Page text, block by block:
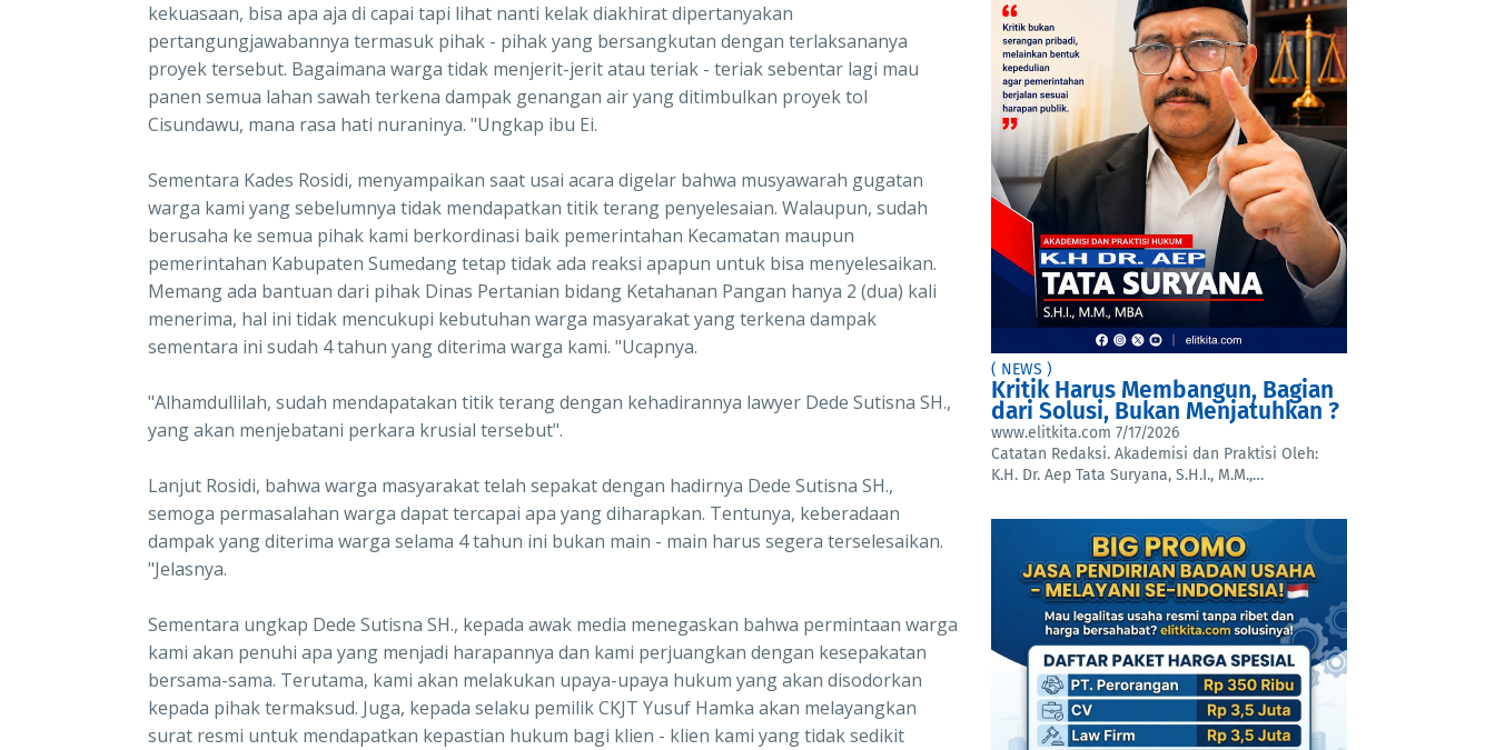
kekuasaan, bisa apa aja di capai tapi lihat nanti kelak diakhirat dipertanyakan
pertangungjawabannya termasuk pihak - pihak yang bersangkutan dengan terlaksananya
proyek tersebut. Bagaimana warga tidak menjerit-jerit atau teriak - teriak sebentar lagi mau
panen semua lahan sawah terkena dampak genangan air yang ditimbulkan proyek tol
Cisundawu, mana rasa hati nuraninya. "Ungkap ibu Ei.
Sementara Kades Rosidi, menyampaikan saat usai acara digelar bahwa musyawarah gugatan
warga kami yang sebelumnya tidak mendapatkan titik terang penyelesaian. Walaupun, sudah
berusaha ke semua pihak kami berkordinasi baik pemerintahan Kecamatan maupun
pemerintahan Kabupaten Sumedang tetap tidak ada reaksi apapun untuk bisa menyelesaikan.
Memang ada bantuan dari pihak Dinas Pertanian bidang Ketahanan Pangan hanya 2 (dua) kali
menerima, hal ini tidak mencukupi kebutuhan warga masyarakat yang terkena dampak
sementara ini sudah 4 tahun yang diterima warga kami. "Ucapnya.
"Alhamdullilah, sudah mendapatakan titik terang dengan kehadirannya lawyer Dede Sutisna SH.,
yang akan menjebatani perkara krusial tersebut".
Lanjut Rosidi, bahwa warga masyarakat telah sepakat dengan hadirnya Dede Sutisna SH.,
semoga permasalahan warga dapat tercapai apa yang diharapkan. Tentunya, keberadaan
dampak yang diterima warga selama 4 tahun ini bukan main - main harus segera terselesaikan.
"Jelasnya.
Sementara ungkap Dede Sutisna SH., kepada awak media menegaskan bahwa permintaan warga
kami akan penuhi apa yang menjadi harapannya dan kami perjuangkan dengan kesepakatan
bersama-sama. Terutama, kami akan melakukan upaya-upaya hukum yang akan disodorkan
kepada pihak termaksud. Juga, kepada selaku pemilik CKJT Yusuf Hamka akan melayangkan
surat resmi untuk mendapatkan kepastian hukum bagi klien - klien kami yang tidak sedikit
( NEWS )
Kritik Harus Membangun, Bagian
dari Solusi, Bukan Menjatuhkan ?
www.elitkita.com 7/17/2026
Catatan Redaksi. Akademisi dan Praktisi Oleh:
K.H. Dr. Aep Tata Suryana, S.H.I., M.M.,…